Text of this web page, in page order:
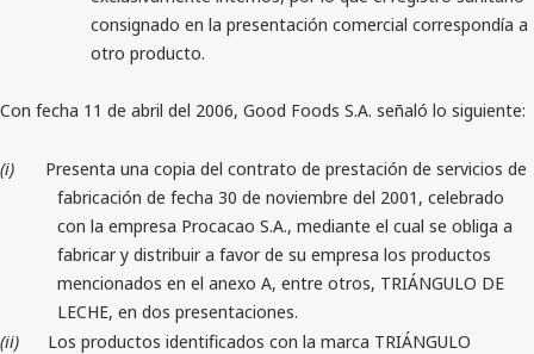
consignado en la presentación comercial correspondía a
otro producto.
Con fecha 11 de abril del 2006, Good Foods S.A. señaló lo siguiente:
(i)
Presenta una copia del contrato de prestación de servicios de
fabricación de fecha 30 de noviembre del 2001, celebrado
con la empresa Procacao S.A., mediante el cual se obliga a
fabricar y distribuir a favor de su empresa los productos
mencionados en el anexo A, entre otros, TRIÁNGULO DE
LECHE, en dos presentaciones.
(ii)
Los productos identificados con la marca TRIÁNGULO